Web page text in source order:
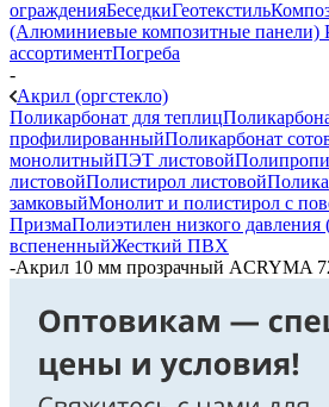
огражденияБеседкиГеотекстиль
(Алюминиевые композитные панели)
ассортиментПогреба
-
Акрил (оргстекло)
Поликарбонат для теплиц
профилированныйПоликарбонат
монолитныйПЭТ листовой
листовойПолистирол листовой
замковыйМонолит и полистирол с
ПризмаПолиэтилен низкого
вспененныйЖесткий ПВХ
-Акрил 10 мм прозрачный ACRYMA